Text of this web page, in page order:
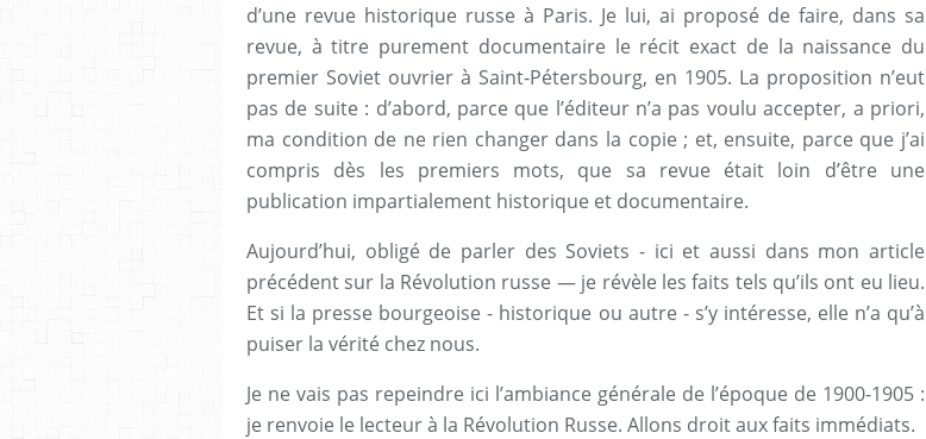
d’une revue historique russe à Paris. Je lui, ai proposé de faire, dans sa
revue, à titre purement documentaire le récit exact de la naissance du
premier Soviet ouvrier à Saint-Pétersbourg, en 1905. La proposition n’eut
pas de suite : d’abord, parce que l’éditeur n’a pas voulu accepter, a priori,
ma condition de ne rien changer dans la copie ; et, ensuite, parce que j’ai
compris dès les premiers mots, que sa revue était loin d’être une
publication impartialement historique et documentaire.
Aujourd’hui, obligé de parler des Soviets - ici et aussi dans mon article
précédent sur la Révolution russe — je révèle les faits tels qu’ils ont eu lieu.
Et si la presse bourgeoise - historique ou autre - s’y intéresse, elle n’a qu’à
puiser la vérité chez nous.
Je ne vais pas repeindre ici l’ambiance générale de l’époque de 1900-1905 :
je renvoie le lecteur à la Révolution Russe. Allons droit aux faits immédiats.